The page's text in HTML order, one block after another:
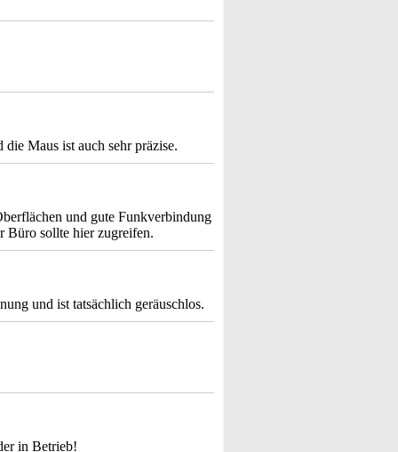
Maus ist auch sehr präzise.
und gute Funkverbindung
Büro sollte hier zugreifen.
und ist tatsächlich geräuschlos.
in Betrieb!